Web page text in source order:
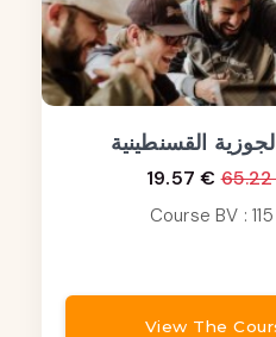
القسنطينية
19.57 €
Course BV : 115
View The